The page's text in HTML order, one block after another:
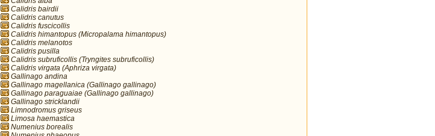
Calidris bairdii
Calidris canutus
Calidris fuscicollis
Calidris himantopus (Micropalama himantopus)
Calidris melanotos
Calidris pusilla
Calidris subruficollis (Tryngites subruficollis)
Calidris virgata (Aphriza virgata)
Gallinago andina
Gallinago magellanica (Gallinago gallinago)
Gallinago paraguaiae (Gallinago gallinago)
Gallinago stricklandii
Limnodromus griseus
Limosa haemastica
Numenius borealis